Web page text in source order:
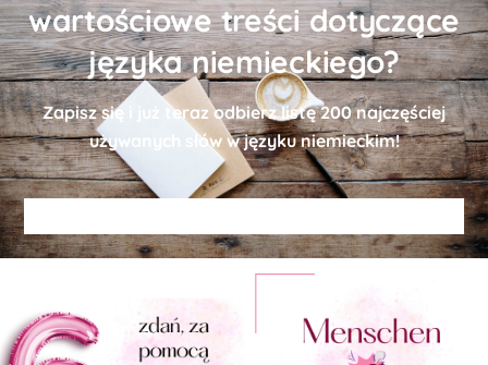
wartościowe treści dotyczące
języka niemieckiego?
Zapisz się i już teraz odbierzlistę200 najczęściej
używanych słów w języku niemieckim!